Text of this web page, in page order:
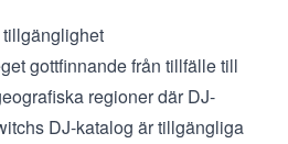
gottfinnande från tillfälle till
regioner där DJ-
DJ-katalog är tillgängliga